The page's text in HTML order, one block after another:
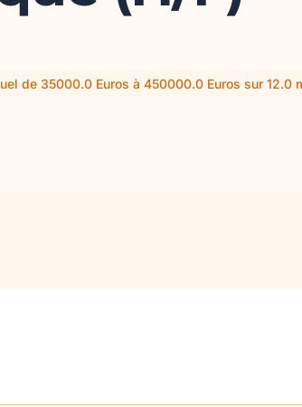
de 35000.0 Euros à 450000.0 Euros sur 12.0